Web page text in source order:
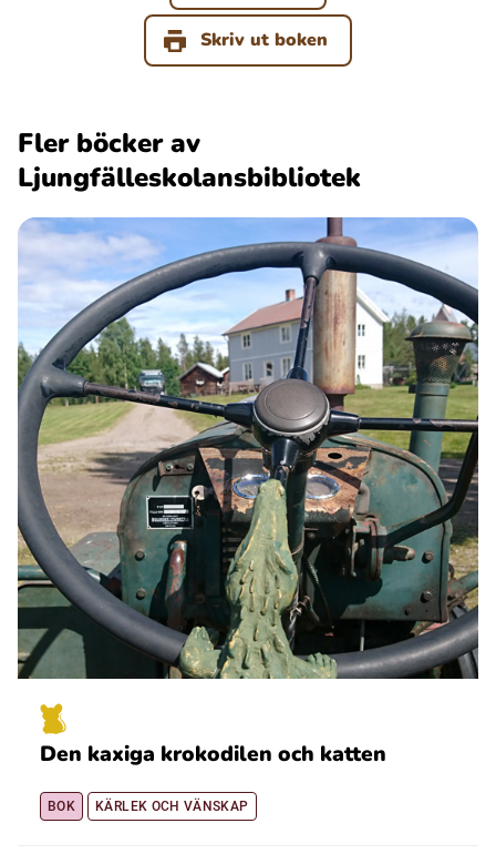
Skriv ut boken
Fler böcker av
Ljungfälleskolansbibliotek
Den kaxiga krokodilen och katten
BOK KÄRLEK OCH VÄNSKAP